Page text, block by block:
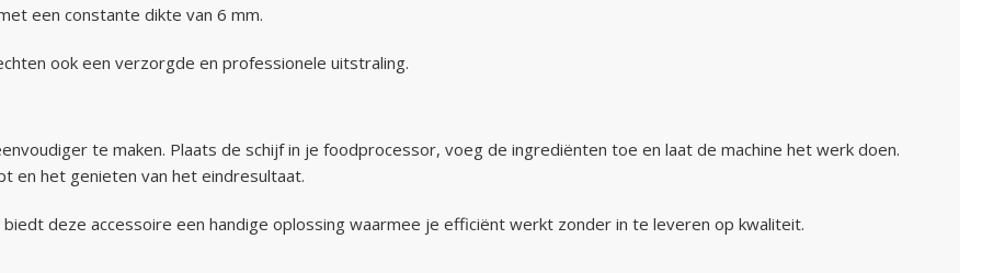
een constante dikte van 6 mm.
ook een verzorgde en professionele uitstraling.
te maken. Plaats de schijf in je foodprocessor, voeg de ingrediënten toe en laat de machine het werk doen.
en het genieten van het eindresultaat.
deze accessoire een handige oplossing waarmee je efficiënt werkt zonder in te leveren op kwaliteit.